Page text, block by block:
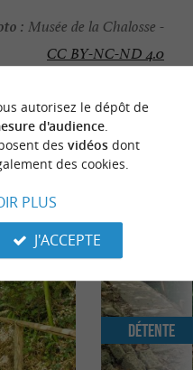
: Musée de la Chalosse -
CC BY-NC-ND 4.0
POUR VOUS
Détente
autorisez le dépôt de
d'audience.
des vidéosdont
des cookies.
PLUS
J'ACCEPTE